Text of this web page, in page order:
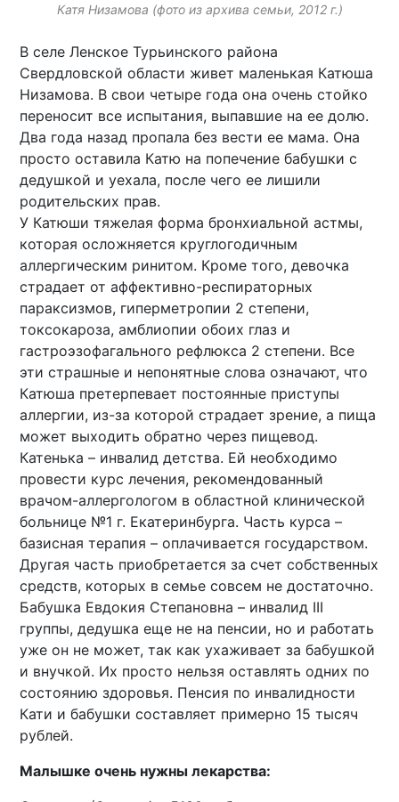
Катя Низамова (фото из архива семьи, 2012 г.)
В селе Ленское Турьинского района
Свердловской области живет маленькая Катюша
Низамова. В свои четыре года она очень стойко
переносит все испытания, выпавшие на ее долю.
Два года назад пропала без вести ее мама. Она
просто оставила Катю на попечение бабушки с
дедушкой и уехала, после чего ее лишили
родительских прав.
У Катюши тяжелая форма бронхиальной астмы,
которая осложняется круглогодичным
аллергическим ринитом. Кроме того, девочка
страдает от аффективно-респираторных
параксизмов, гиперметропии 2 степени,
токсокароза, амблиопии обоих глаз и
гастроэзофагального рефлюкса 2 степени. Все
эти страшные и непонятные слова означают, что
Катюша претерпевает постоянные приступы
аллергии, из-за которой страдает зрение, а пища
может выходить обратно через пищевод.
Катенька – инвалид детства. Ей необходимо
провести курс лечения, рекомендованный
врачом-аллергологом в областной клинической
больнице №1 г. Екатеринбурга. Часть курса –
базисная терапия – оплачивается государством.
Другая часть приобретается за счет собственных
средств, которых в семье совсем не достаточно.
Бабушка Евдокия Степановна – инвалид III
группы, дедушка еще не на пенсии, но и работать
уже он не может, так как ухаживает за бабушкой
и внучкой. Их просто нельзя оставлять одних по
состоянию здоровья. Пенсия по инвалидности
Кати и бабушки составляет примерно 15 тысяч
рублей.
Малышке очень нужны лекарства: